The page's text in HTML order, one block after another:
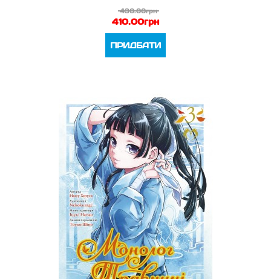
430.00грн
410.00грн
ПРИДБАТИ